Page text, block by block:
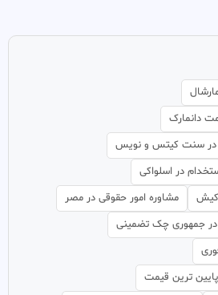
دانمارک
در سنت کیتس و نویس
در اسلواکی
کیش
مشاوره امور حقوقی در مصر
در جمهوری چک تضمینی
ترین قیمت